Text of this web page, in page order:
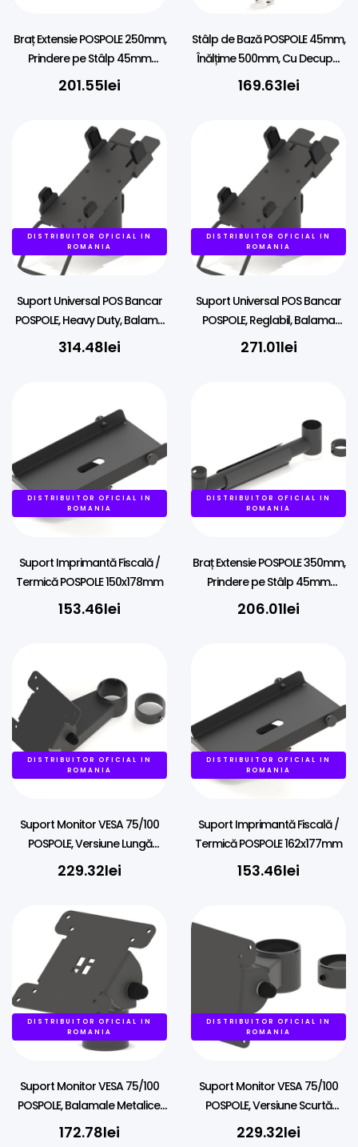
Braț Extensie POSPOLE 250mm,
Prindere pe Stâlp 45mm
pentru Echipamente 38mm
201.55lei
Stâlp de Bază POSPOLE 45mm,
Înălțime 500mm, Cu Decupaj
Cabluri
169.63lei
DISTRIBUITOR OFICIAL IN
ROMANIA
Suport Universal POS Bancar
POSPOLE, Heavy Duty, Balama
Metalică, Montare pe 38mm
314.48lei
DISTRIBUITOR OFICIAL IN
ROMANIA
Suport Universal POS Bancar
POSPOLE, Reglabil, Balama
Plastic, Montare pe 38mm
271.01lei
DISTRIBUITOR OFICIAL IN
ROMANIA
Suport Imprimantă Fiscală /
Termică POSPOLE 150x178mm
153.46lei
DISTRIBUITOR OFICIAL IN
ROMANIA
Braț Extensie POSPOLE 350mm,
Prindere pe Stâlp 45mm
pentru Echipamente 38mm
206.01lei
DISTRIBUITOR OFICIAL IN
ROMANIA
Suport Monitor VESA 75/100
POSPOLE, Versiune Lungă
(120mm), Montare pe 45mm
229.32lei
DISTRIBUITOR OFICIAL IN
ROMANIA
Suport Imprimantă Fiscală /
Termică POSPOLE 162x177mm
153.46lei
DISTRIBUITOR OFICIAL IN
ROMANIA
Suport Monitor VESA 75/100
POSPOLE, Balamale Metalice,
Montare pe 38mm
172.78lei
DISTRIBUITOR OFICIAL IN
ROMANIA
Suport Monitor VESA 75/100
POSPOLE, Versiune Scurtă
(60mm), Montare pe 45mm
229.32lei